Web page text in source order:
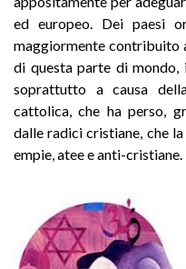
ed europeo. Dei paesi
maggiormente contribuito
di questa parte di mondo,
soprattutto a causa
cattolica, che ha perso,
dalle radici cristiane, che
empie, atee e anti-cristiane.